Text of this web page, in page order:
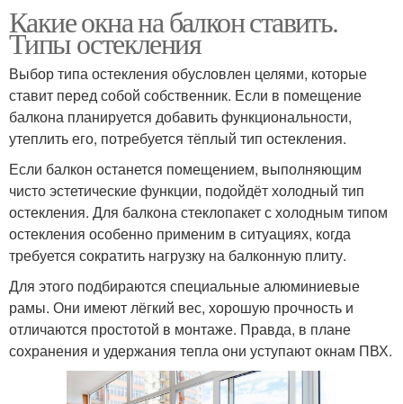
Какие окна на балкон ставить.
Типы остекления
Выбор типа остекления обусловлен целями, которые
ставит перед собой собственник. Если в помещение
балкона планируется добавить функциональности,
утеплить его, потребуется тёплый тип остекления.
Если балкон останется помещением, выполняющим
чисто эстетические функции, подойдёт холодный тип
остекления. Для балкона стеклопакет с холодным типом
остекления особенно применим в ситуациях, когда
требуется сократить нагрузку на балконную плиту.
Для этого подбираются специальные алюминиевые
рамы. Они имеют лёгкий вес, хорошую прочность и
отличаются простотой в монтаже. Правда, в плане
сохранения и удержания тепла они уступают окнам ПВХ.